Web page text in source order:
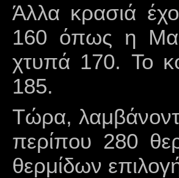
Άλλα κρασιά
160 όπως η
χτυπά 170. To
185.
Τώρα,
περίπου 280
θερμίδων